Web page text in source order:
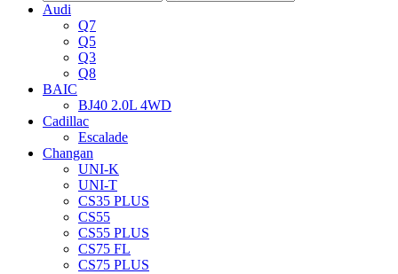
Audi
Q7
Q5
Q3
Q8
BAIC
BJ40 2.0L 4WD
Cadillac
Escalade
Changan
UNI-K
UNI-T
CS35 PLUS
CS55
CS55 PLUS
CS75 FL
CS75 PLUS